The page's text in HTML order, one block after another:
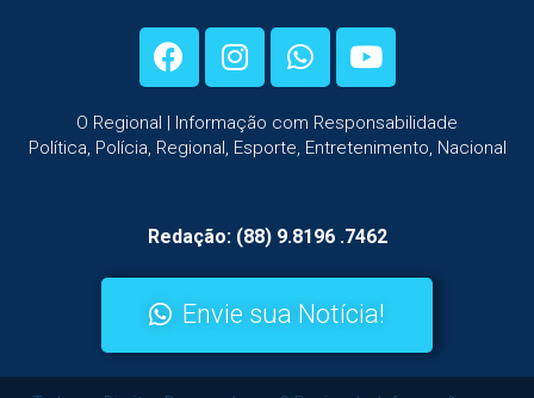
O Regional | Informação com Responsabilidade
Política, Polícia, Regional, Esporte, Entretenimento, Nacional
Redação: (88) 9.8196 .7462
Envie sua Notícia!